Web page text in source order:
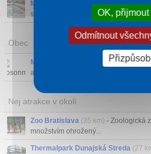
Mosonmagyaróvár- Lázeňské
severozápandě od Győ...
Obec
Mosonmagyaróvár
- Lázeňské
ale přesto velice ú...
Nej atrakce v okolí
Zoo Bratislava (35 km) - Zoologická
množstvím ohrožený...
Thermalpark Dunajská Streda (27
OK, přijmout
Odmítnout